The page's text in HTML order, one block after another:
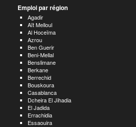
Emploi par région
Agadir
Aït Melloul
Al Hoceïma
Azrou
Ben Guerir
Beni-Mellal
Benslimane
Berkane
Berrechid
Bouskoura
Casablanca
Dcheira El Jihadia
El Jadida
Errachidia
Essaouira